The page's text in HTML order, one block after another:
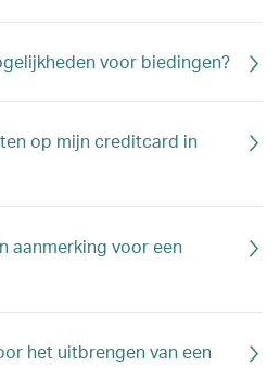
voor biedingen?
op mijn creditcard in
aanmerking voor een
het uitbrengen van een